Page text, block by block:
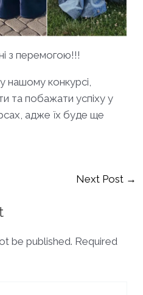
з перемогою!!!
нашому конкурсі,
та побажати успіху у
адже їх буде ще
Next Post →
be published. Required